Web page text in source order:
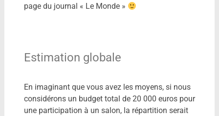
page du journal « Le Monde »
Estimation globale
En imaginant que vous avez les moyens, si nous
considérons un budget total de 20 000 euros pour
une participation à un salon, la répartition serait